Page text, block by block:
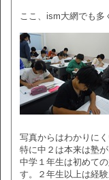
ここ、ism大網でも多
写真からはわかりに
特に中２は本来は塾
中学１年生は初めて
す。２年生以上は経